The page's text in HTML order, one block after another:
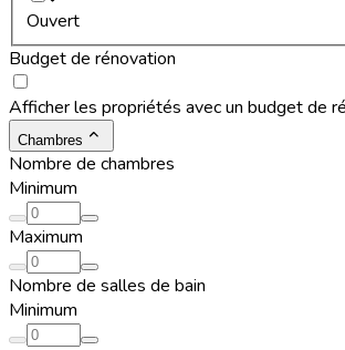
Ouvert
Budget de rénovation
Afficher les propriétés avec un budget de
Chambres
Nombre de chambres
Minimum
Maximum
Nombre de salles de bain
Minimum